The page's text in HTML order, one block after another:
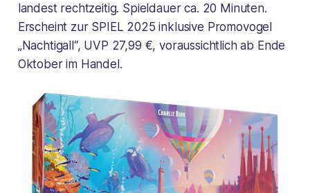
landest rechtzeitig. Spieldauer ca. 20 Minuten.
Erscheint zur SPIEL 2025 inklusive Promovogel
„Nachtigall“, UVP 27,99 €, voraussichtlich ab Ende
Oktober im Handel.